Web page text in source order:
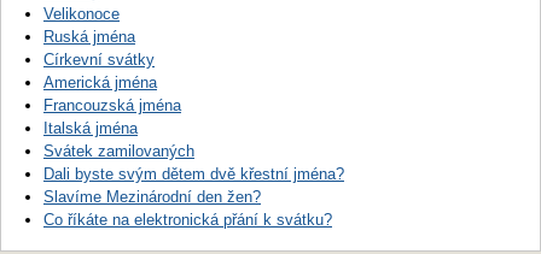
Velikonoce
Ruská jména
Církevní svátky
Americká jména
Francouzská jména
Italská jména
Svátek zamilovaných
Dali byste svým dětem dvě křestní jména?
Slavíme Mezinárodní den žen?
Co říkáte na elektronická přání k svátku?